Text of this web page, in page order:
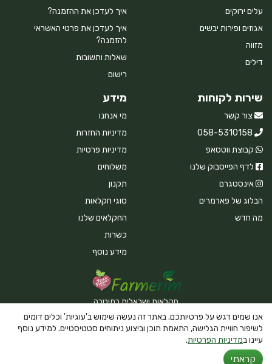
עלים ירוקים
אגוזים ופירות יבשים
מזווה
דילים
איך לעדכן את ההזמנה?
איך לעדכן את פרטי האשראי
להזמנה?
שאלות ותשובות
רישום
שירות לקוחות
צור קשר
058-5310158
קבוצת ווטסאפ
לדף הפייסבוק שלנו
אינסטגרם
הבלוג של פארמרים
מה חדש
מידע
מי אנחנו
מדיניות החזרות
מדיניות פרטיות
משלוחים
תקנון
סוגי חקלאות
החקלאים שלנו
כשרות
מידע נוסף
חקלאות ישראלית במיטבה
Powered By Farmerim
אנו שמים דגש על פרטיותכם. באתר זה נעשה שימוש ב'עוגיות' וכלים דומים
לשיפור חוויית הגלישה, התאמת תוכן וביצוע ניתוחים סטטיסטיים. למידע נוסף
עיינו במדיניות הפרטיות.
קראתי